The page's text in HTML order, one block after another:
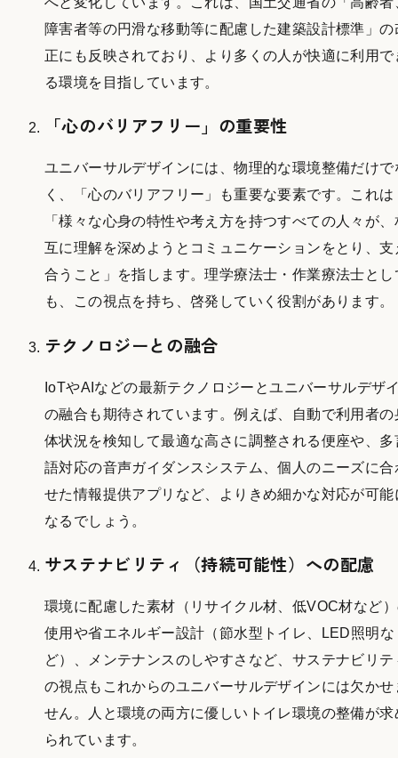
障害者等の円滑な移動等に配慮した建築設計標準」の
正にも反映されており、より多くの人が快適に利用で
る環境を目指しています。
「心のバリアフリー」の重要性
ユニバーサルデザインには、物理的な環境整備だけで
く、「心のバリアフリー」も重要な要素です。これは
「様々な心身の特性や考え方を持つすべての人々が、
互に理解を深めようとコミュニケーションをとり、支
合うこと」を指します。理学療法士・作業療法士とし
も、この視点を持ち、啓発していく役割があります。
テクノロジーとの融合
IoTやAIなどの最新テクノロジーとユニバーサルデザ
の融合も期待されています。例えば、自動で利用者の
体状況を検知して最適な高さに調整される便座や、多
語対応の音声ガイダンスシステム、個人のニーズに合
せた情報提供アプリなど、よりきめ細かな対応が可能
なるでしょう。
サステナビリティ（持続可能性）への配慮
環境に配慮した素材（リサイクル材、低VOC材など
使用や省エネルギー設計（節水型トイレ、LED照明な
ど）、メンテナンスのしやすさなど、サステナビリテ
の視点もこれからのユニバーサルデザインには欠かせ
せん。人と環境の両方に優しいトイレ環境の整備が求
られています。